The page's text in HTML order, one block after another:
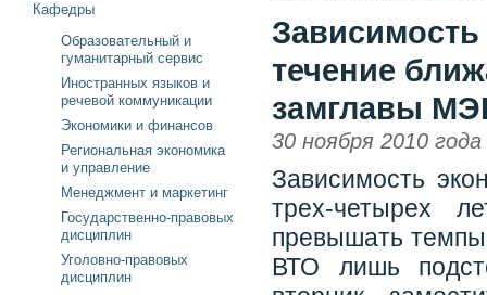
течение
замглавы
30 ноября 2010 года
Зависимость
трех-четырех
превышать темпы
ВТО лишь
Кафедры
Образовательный и
гуманитарный сервис
Иностранных языков и
речевой коммуникации
Экономики и финансов
Региональная экономика
и управление
Менеджмент и маркетинг
Государственно-правовых
дисциплин
Уголовно-правовых
дисциплин